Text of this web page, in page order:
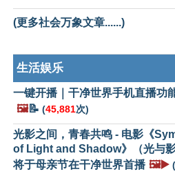
(更多社会万象文章......)
生活娱乐
一键开播｜干净世界手机直播功
🖼️📝 (45,881次)
光影之间，青春共鸣 - 电影《
of Light and Shadow》（光与影
将于母亲节在干净世界首播 🖼️▶️ (